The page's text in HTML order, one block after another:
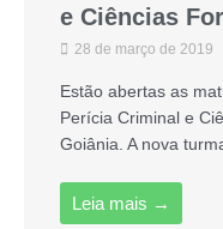
e Ciências
28 de março de 2019
Estão abertas as
Perícia Criminal e
Goiânia. A nova
Leia mais →